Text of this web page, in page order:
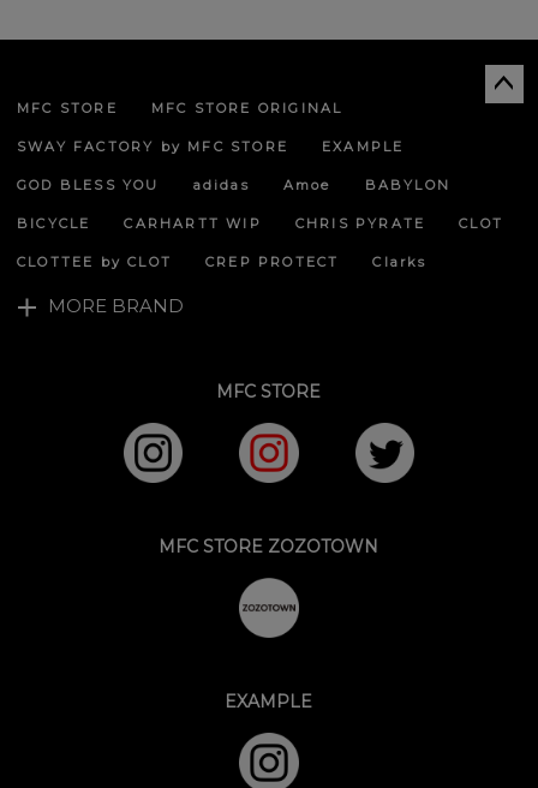
MFC STORE MFC STORE ORIGINAL
SWAY FACTORY by MFC STORE EXAMPLE
GOD BLESS YOU adidas Amoe BABYLON
BICYCLE CARHARTT WIP CHRIS PYRATE CLOT
CLOTTEE by CLOT CREP PROTECT Clarks
MORE BRAND
MFC STORE
MFC STORE ZOZOTOWN
EXAMPLE